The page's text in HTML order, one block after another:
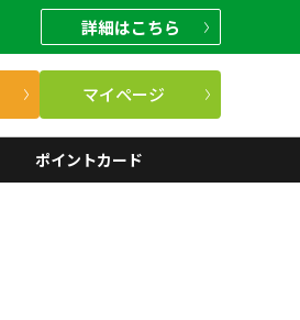
詳細はこちら
マイページ
ポイントカード